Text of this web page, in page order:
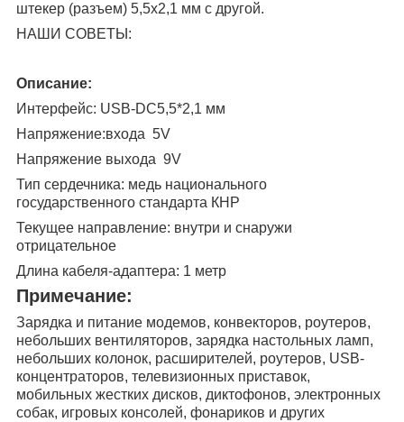
штекер (разъем) 5,5х2,1 мм c другой.
НАШИ СОВЕТЫ:
Описание:
Интерфейс: USB-DC5,5*2,1 мм
Напряжение:входа 5V
Напряжение выхода 9V
Тип сердечника: медь национального
государственного стандарта КНР
Текущее направление: внутри и снаружи
отрицательное
Длина кабеля-адаптера: 1 метр
Примечание:
Зарядка и питание модемов, конвекторов, роутеров,
небольших вентиляторов, зарядка настольных ламп,
небольших колонок, расширителей, роутеров, USB-
концентраторов, телевизионных приставок,
мобильных жестких дисков, диктофонов, электронных
собак, игровых консолей, фонариков и других